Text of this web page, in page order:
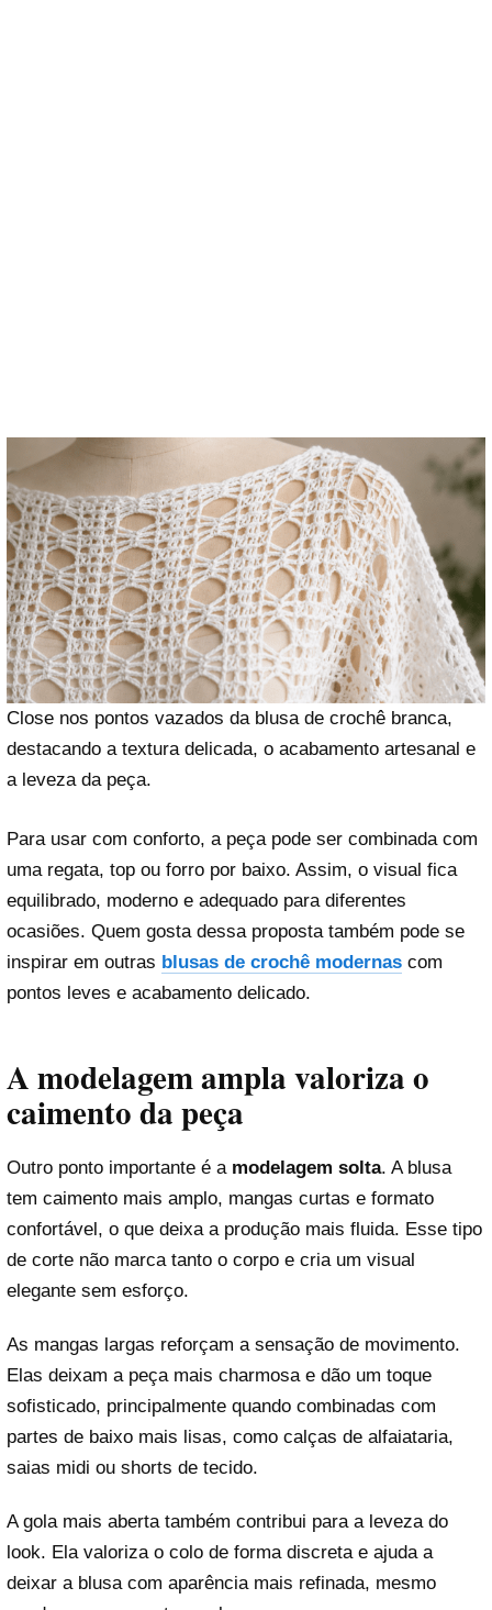
Close nos pontos vazados da blusa de crochê branca,
destacando a textura delicada, o acabamento artesanal e
a leveza da peça.
Para usar com conforto, a peça pode ser combinada com
uma regata, top ou forro por baixo. Assim, o visual fica
equilibrado, moderno e adequado para diferentes
ocasiões. Quem gosta dessa proposta também pode se
inspirar em outras blusas de crochê modernas com
pontos leves e acabamento delicado.
A modelagem ampla valoriza o
caimento da peça
Outro ponto importante é a modelagem solta. A blusa
tem caimento mais amplo, mangas curtas e formato
confortável, o que deixa a produção mais fluida. Esse tipo
de corte não marca tanto o corpo e cria um visual
elegante sem esforço.
As mangas largas reforçam a sensação de movimento.
Elas deixam a peça mais charmosa e dão um toque
sofisticado, principalmente quando combinadas com
partes de baixo mais lisas, como calças de alfaiataria,
saias midi ou shorts de tecido.
A gola mais aberta também contribui para a leveza do
look. Ela valoriza o colo de forma discreta e ajuda a
deixar a blusa com aparência mais refinada, mesmo